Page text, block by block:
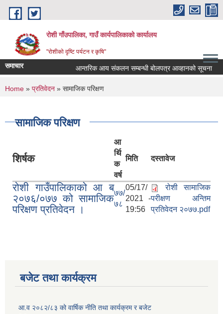
Skip to main content
रोशी गाँउपालिका, गाउँ कार्यपालिकाको कार्यालय
"रोशीको दृष्टि पर्यटन र कृषि"
समाचार आन्तरिक आय संकलन सम्बन्धी बोलपत्र आव्हानको सूचना
You are here
Home » प्रतिवेदन » सामाजिक परिक्षण
सामाजिक परिक्षण
शिर्षक
आ
र्थि
क
वर्ष
मिति दस्तावेज
रोशी गाउँपालिकाको आ ब
२०७६/०७७ को सामाजिक
परिक्षण प्रतिवेदन ।
७७/
७८
05/17/
2021 -
19:56
रोशी सामाजिक
परीक्षण अन्तिम
प्रतिवेदन २०७७.pdf
बजेट तथा कार्यक्रम
आ.व २०८२/८३ को वार्षिक नीति तथा कार्यक्रम र बजेट